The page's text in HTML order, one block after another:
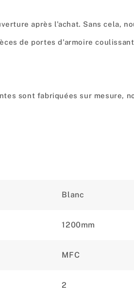
après l'achat. Sans cela,
de portes d'armoire
sont fabriquées sur mesure,
Blanc
1200mm
MFC
2